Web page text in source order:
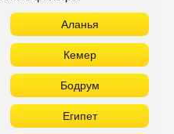
4* звезды
фильтры